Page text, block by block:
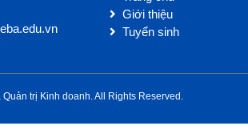
Giới thiệu
Tuyển sinh
trị Kinh doanh. All Rights Reserved.